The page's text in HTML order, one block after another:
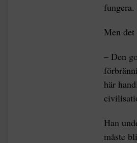
Men
– Den
här
Han
måste